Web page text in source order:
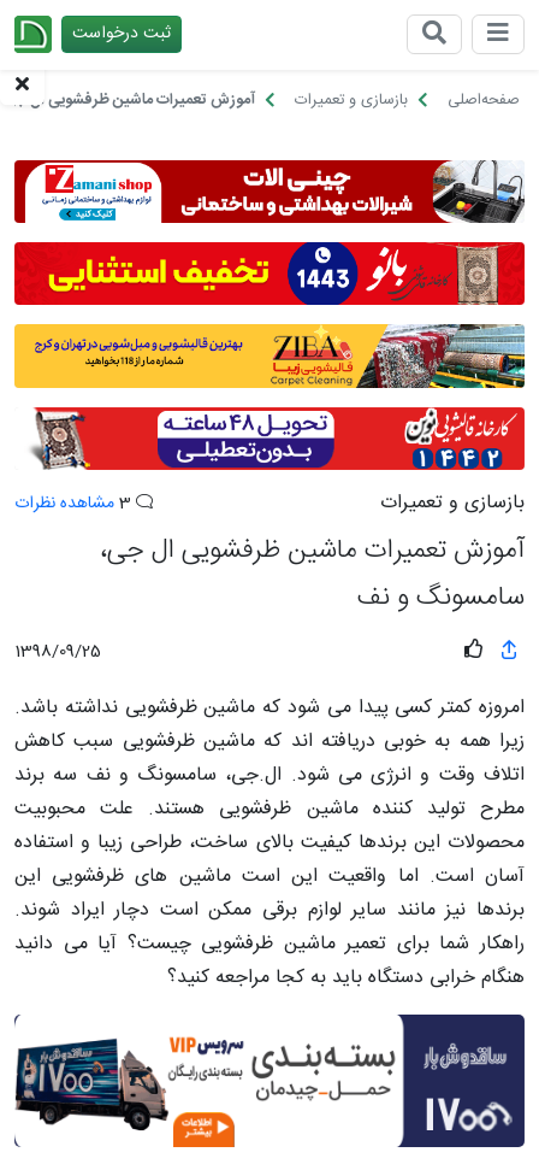
ثبت درخواست
صفحه‌اصلی بازسازی و تعمیرات آموزش تعمیرات ماشین ظرفشویی ال
بازسازی و تعمیرات مشاهده نظرات
آموزش تعمیرات ماشین ظرفشویی ال جی،
سامسونگ و نف
1398/09/25
امروزه کمتر کسی پیدا می شود که ماشین ظرفشویی نداشته باشد.
زیرا همه به خوبی دریافته اند که ماشین ظرفشویی سبب کاهش
اتلاف وقت و انرژی می شود. ال.جی، سامسونگ و نف سه برند
مطرح تولید کننده ماشین ظرفشویی هستند. علت محبوبیت
محصولات این برندها کیفیت بالای ساخت، طراحی زیبا و استفاده
آسان است. اما واقعیت این است ماشین های ظرفشویی این
برندها نیز مانند سایر لوازم برقی ممکن است دچار ایراد شوند.
راهکار شما برای تعمیر ماشین ظرفشویی چیست؟ آیا می دانید
هنگام خرابی دستگاه باید به کجا مراجعه کنید؟